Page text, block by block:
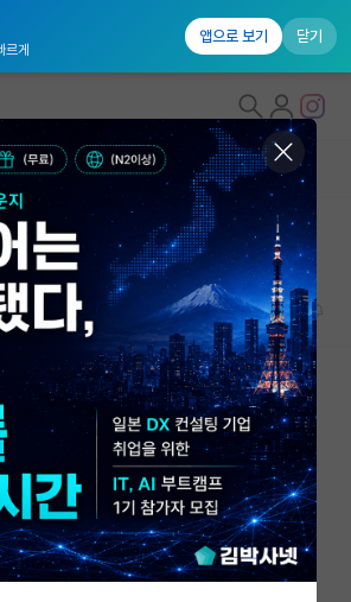
게
앱으로 보기 닫기
개랩)
판(아무개랩)
생이나 지원해주지